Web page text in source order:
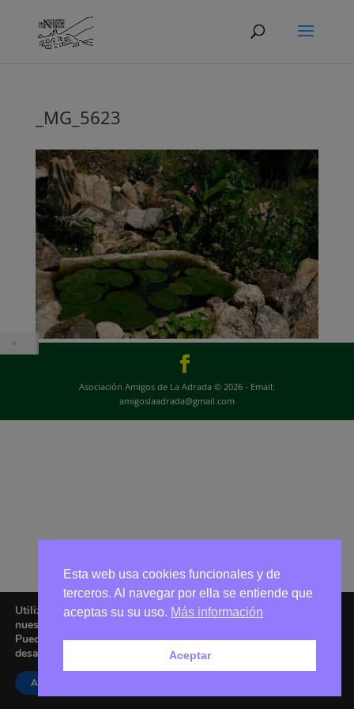
_MG_5623
Asociación Amigos de La Adrada © 2026 - Email:
amigoslaadrada@gmail.com
Utilizamos cookies para ofrecerte la mejor experiencia en
nuestra web.
Puedes aprender más sobre qué cookies utilizamos o
desactivarlas en los
Aceptar
Esta web usa cookies funcionales y de
terceros. Al navegar por ella se entiende que
aceptas su su uso. Más información
Aceptar